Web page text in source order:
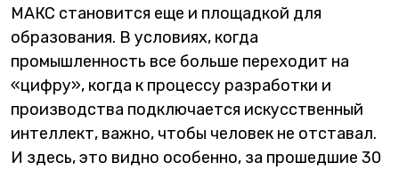
МАКС становится еще и площадкой для
образования. В условиях, когда
промышленность все больше переходит на
«цифру», когда к процессу разработки и
производства подключается искусственный
интеллект, важно, чтобы человек не отставал.
И здесь, это видно особенно, за прошедшие 30